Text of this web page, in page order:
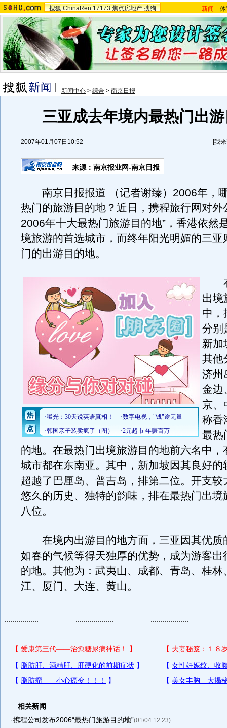
搜狐 ChinaRen 17173 焦点房地产 搜狗 新闻 -
新闻中心 > 综合 > 南京日报
三亚成去年境内最热门出
2007年01月07日10:52 [我
来源：南京报业网-南京日报
南京日报报道 （记者谢臻）2006年，
热门的旅游目的地？近日，携程旅行网对外
2006年十大最热门旅游目的地”，香港依然
境旅游的首选城市，而终年阳光明媚的三亚
门的出游目的地。
在
出境
中，
分别
新加
其他
济州
金边
京、
称香
最热
的地。在最热门出境旅游目的地前六名中，
城市都在东南亚。其中，新加坡因其良好的
超越了巴厘岛、普吉岛，排第二位。开支较
悠久的历史、独特的韵味，排在最热门出境
八位。
在境内出游目的地方面，三亚因其优质
如春的气候等得天独厚的优势，成为游客出
的地。其他为：武夷山、成都、青岛、桂林
江、厦门、大连、黄山。
相关新闻
·携程公司发布2006“最热门旅游目的地”(01/04 12:23)